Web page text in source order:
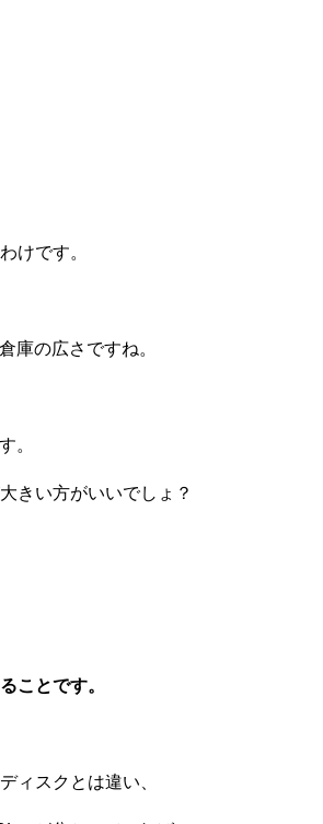
けです。
庫の広さですね。
。
きい方がいいでしょ？
ことです。
ィスクとは違い、